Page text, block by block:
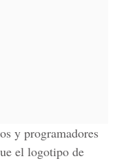
y programadores
el logotipo de